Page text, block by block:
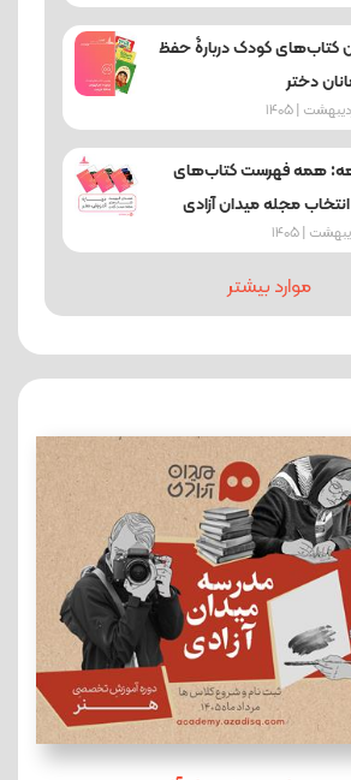
کتاب‌های کودک دربارۀ حفظ
دختر
همه فهرست‌ کتاب‌های
مجله میدان آزادی
موارد بیشتر